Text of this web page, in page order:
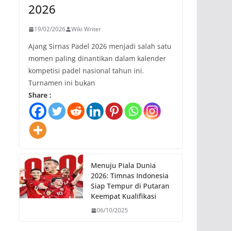
2026
19/02/2026 Wiki Writer
Ajang Sirnas Padel 2026 menjadi salah satu
momen paling dinantikan dalam kalender
kompetisi padel nasional tahun ini.
Turnamen ini bukan
Share :
Menuju Piala Dunia
2026: Timnas Indonesia
Siap Tempur di Putaran
Keempat Kualifikasi
06/10/2025